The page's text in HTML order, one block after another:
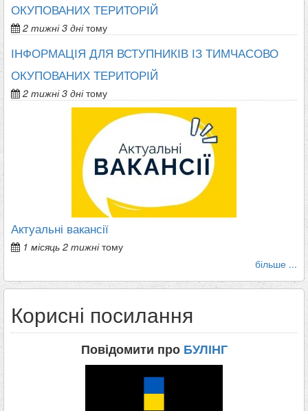
ОКУПОВАНИХ ТЕРИТОРІЙ
2 тижні 3 днітому
ІНФОРМАЦІЯ ДЛЯ ВСТУПНИКІВ ІЗ ТИМЧАСОВО
ОКУПОВАНИХ ТЕРИТОРІЙ
2 тижні 3 днітому
Актуальні вакансії
1 місяць 2 тижнітому
більше ...
Корисні посилання
Повідомити про БУЛІНГ